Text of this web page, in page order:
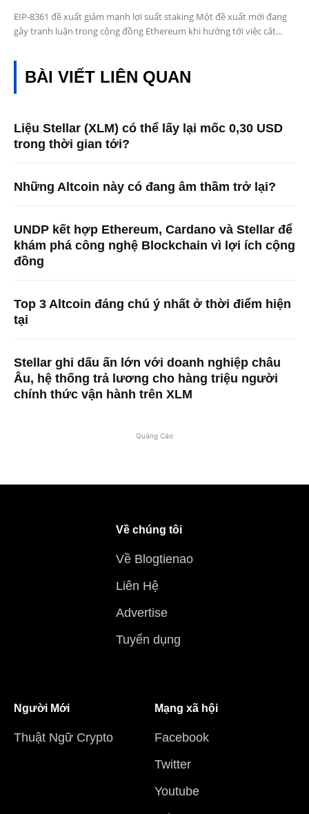
EIP-8361 đề xuất giảm mạnh lợi suất staking Một đề xuất mới đang
gây tranh luận trong cộng đồng Ethereum khi hướng tới việc cắt...
BÀI VIẾT LIÊN QUAN
Liệu Stellar (XLM) có thể lấy lại mốc 0,30 USD
trong thời gian tới?
Những Altcoin này có đang âm thầm trở lại?
UNDP kết hợp Ethereum, Cardano và Stellar để
khám phá công nghệ Blockchain vì lợi ích cộng
đồng
Top 3 Altcoin đáng chú ý nhất ở thời điểm hiện
tại
Stellar ghi dấu ấn lớn với doanh nghiệp châu
Âu, hệ thống trả lương cho hàng triệu người
chính thức vận hành trên XLM
Quảng Cáo
Về chúng tôi
Về Blogtienao
Liên Hệ
Advertise
Tuyển dụng
Người Mới
Thuật Ngữ Crypto
Mạng xã hội
Facebook
Twitter
Youtube